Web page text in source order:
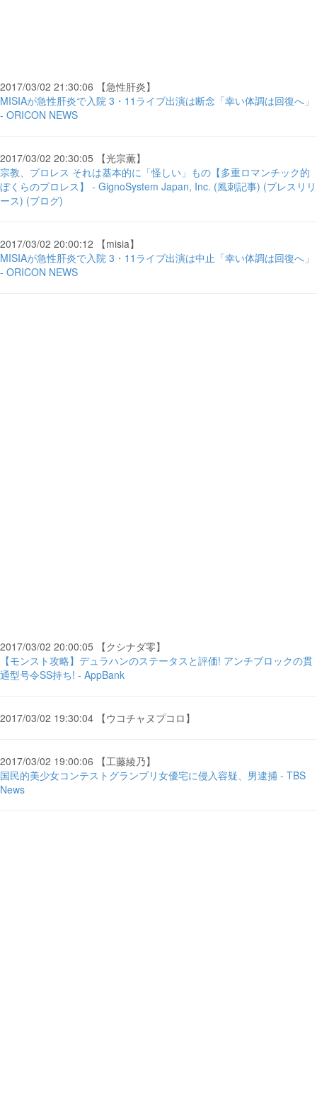
2017/03/02 21:30:06 【急性肝炎】
MISIAが急性肝炎で入院 3・11ライブ出演は断念「幸い体調は回復へ」
- ORICON NEWS
2017/03/02 20:30:05 【光宗薫】
宗教、プロレス それは基本的に「怪しい」もの【多重ロマンチック的
ぼくらのプロレス】 - GignoSystem Japan, Inc. (風刺記事) (プレスリリ
ース) (ブログ)
2017/03/02 20:00:12 【misia】
MISIAが急性肝炎で入院 3・11ライブ出演は中止「幸い体調は回復へ」
- ORICON NEWS
2017/03/02 20:00:05 【クシナダ零】
【モンスト攻略】デュラハンのステータスと評価! アンチブロックの貫
通型号令SS持ち! - AppBank
2017/03/02 19:30:04 【ウコチャヌプコロ】
2017/03/02 19:00:06 【工藤綾乃】
国民的美少女コンテストグランプリ女優宅に侵入容疑、男逮捕 - TBS
News